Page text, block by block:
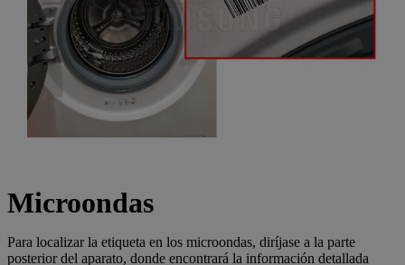
Microondas
Para localizar la etiqueta en los microondas, diríjase a la parte
posterior del aparato, donde encontrará la información detallada